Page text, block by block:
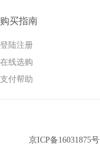
登陆注册
在线选购
支付帮助
购买指南
京ICP备16031875号